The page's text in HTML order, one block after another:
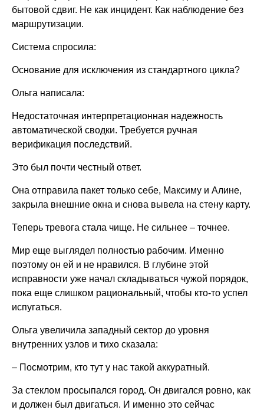
бытовой сдвиг. Не как инцидент. Как наблюдение без
маршрутизации.
Система спросила:
Основание для исключения из стандартного цикла?
Ольга написала:
Недостаточная интерпретационная надежность
автоматической сводки. Требуется ручная
верификация последствий.
Это был почти честный ответ.
Она отправила пакет только себе, Максиму и Алине,
закрыла внешние окна и снова вывела на стену карту.
Теперь тревога стала чище. Не сильнее – точнее.
Мир еще выглядел полностью рабочим. Именно
поэтому он ей и не нравился. В глубине этой
исправности уже начал складываться чужой порядок,
пока еще слишком рациональный, чтобы кто-то успел
испугаться.
Ольга увеличила западный сектор до уровня
внутренних узлов и тихо сказала:
– Посмотрим, кто тут у нас такой аккуратный.
За стеклом просыпался город. Он двигался ровно, как
и должен был двигаться. И именно это сейчас